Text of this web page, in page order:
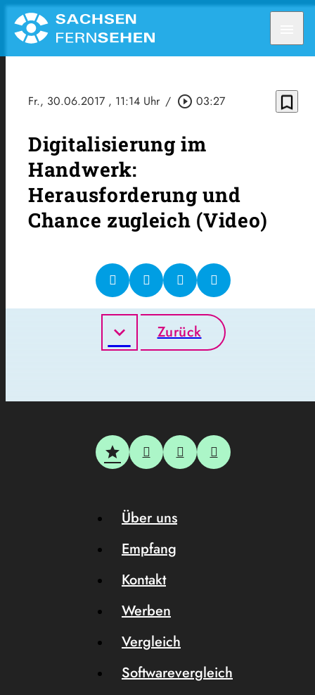
Fr., 30.06.2017 , 11:14 Uhr / play_circle_outline 03:27 bookmark_border
Digitalisierung im
Handwerk:
Herausforderung und
Chance zugleich (Video)
Zurück
Über uns
Empfang
Kontakt
Werben
Vergleich
Softwarevergleich